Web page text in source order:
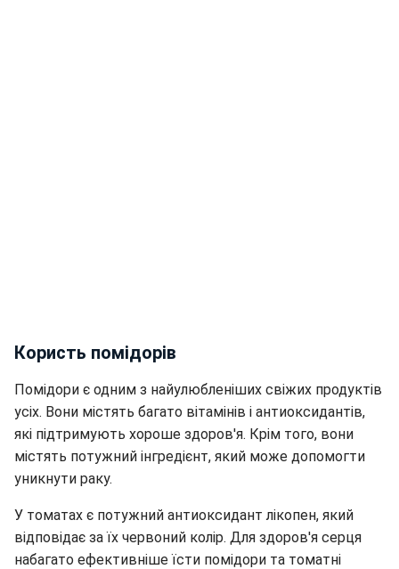
Користь помідорів
Помідори є одним з найулюбленіших свіжих продуктів
усіх. Вони містять багато вітамінів і антиоксидантів,
які підтримують хороше здоров'я. Крім того, вони
містять потужний інгредієнт, який може допомогти
уникнути раку.
У томатах є потужний антиоксидант лікопен, який
відповідає за їх червоний колір. Для здоров'я серця
набагато ефективніше їсти помідори та томатні